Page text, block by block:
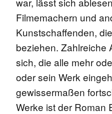
Filmemachern und
Kunstschaffenden,
beziehen. Zahlreiche
sich, die alle mehr
oder sein Werk
gewissermaßen
Werke ist der Roman